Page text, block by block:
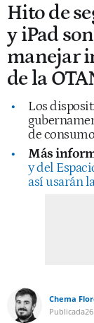
Hito de
y iPad
manejar
de la
Los
de
Más
y del
así usarán
Chema
Publicada